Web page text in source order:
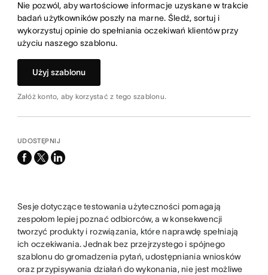
Nie pozwól, aby wartościowe informacje uzyskane w trakcie
badań użytkowników poszły na marne. Śledź, sortuj i
wykorzystuj opinie do spełniania oczekiwań klientów przy
użyciu naszego szablonu.
Użyj szablonu
Załóż konto, aby korzystać z tego szablonu.
UDOSTĘPNIJ
facebook
x-
linkedin
Sesje dotyczące testowania użyteczności pomagają
zespołom lepiej poznać odbiorców, a w konsekwencji
tworzyć produkty i rozwiązania, które naprawdę spełniają
ich oczekiwania. Jednak bez przejrzystego i spójnego
szablonu do gromadzenia pytań, udostępniania wniosków
oraz przypisywania działań do wykonania, nie jest możliwe